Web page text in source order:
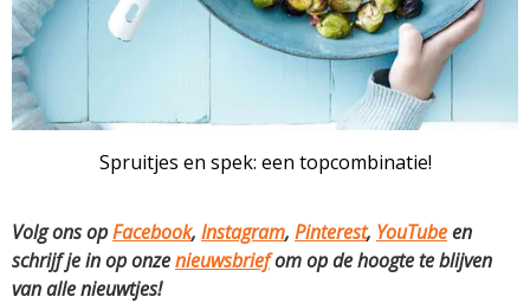
Spruitjes en spek: een topcombinatie!
Volg ons opFacebook, Instagram, Pinterest, YouTubeen
schrijf je in op onzenieuwsbriefom op de hoogte te blijven
van alle nieuwtjes!